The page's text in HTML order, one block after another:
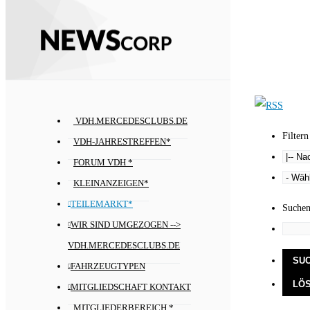
VDH.MERCEDESCLUBS.DE
VDH-JAHRESTREFFEN*
FORUM VDH *
KLEINANZEIGEN*
TEILEMARKT*
WIR SIND UMGEZOGEN -->
VDH.MERCEDESCLUBS.DE
FAHRZEUGTYPEN
MITGLIEDSCHAFT KONTAKT
MITGLIEDERBEREICH *
Filtern
Suchen